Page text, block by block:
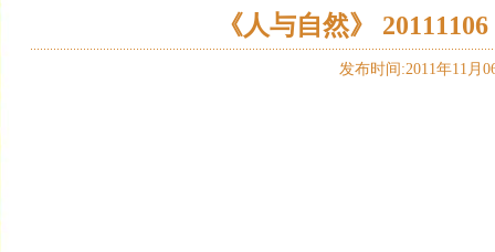
《人与自然》
发布时间:2011年11月